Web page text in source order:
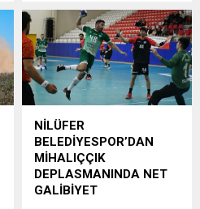
üstün performansıyla dikkat
çekmeye devam ediyor.
Okulun Küçükler Badminton
Takımı, Çorum’da
düzenlenen Türkiye
Finalleri’nde gösterdiği
üstün başarıyla Türkiye
Şampiyonu olurken, Yıldız
Kız Badminton Takımı ise
Erzincan’da gerçekleştirilen
finallerde büyük mücadele
NİLÜFER
BELEDİYESPOR’DAN
MİHALIÇÇIK
DEPLASMANINDA NET
GALİBİYET